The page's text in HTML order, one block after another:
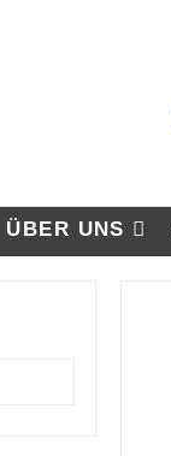
ÜBER UNS